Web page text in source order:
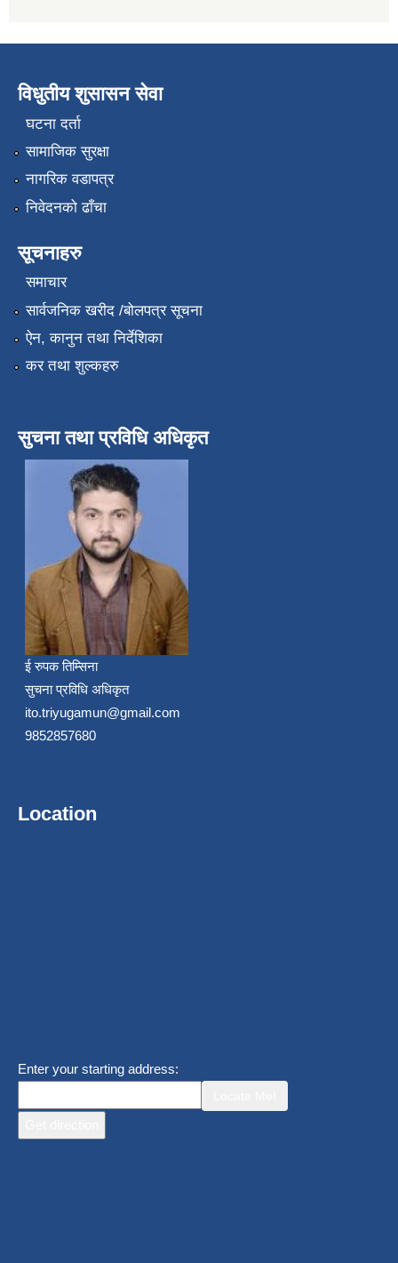
विधुतीय शुसासन सेवा
घटना दर्ता
सामाजिक सुरक्षा
नागरिक वडापत्र
निवेदनको ढाँचा
सूचनाहरु
समाचार
सार्वजनिक खरीद /बोलपत्र सूचना
ऐन, कानुन तथा निर्देशिका
कर तथा शुल्कहरु
सुचना तथा प्रविधि अधिकृत
ई रुपक तिम्सिना
सुचना प्रविधि अधिकृत
ito.triyugamun@gmail.com
9852857680
Location
Enter your starting address: